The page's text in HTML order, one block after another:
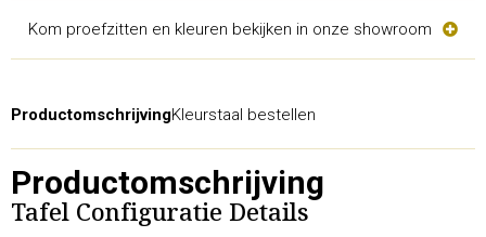
Kom proefzitten en kleuren bekijken in onze showroom
ProductomschrijvingKleurstaal bestellen
Productomschrijving
Tafel Configuratie Details